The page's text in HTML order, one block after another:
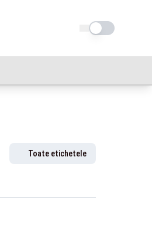
Schimba tema
Toate etichetele